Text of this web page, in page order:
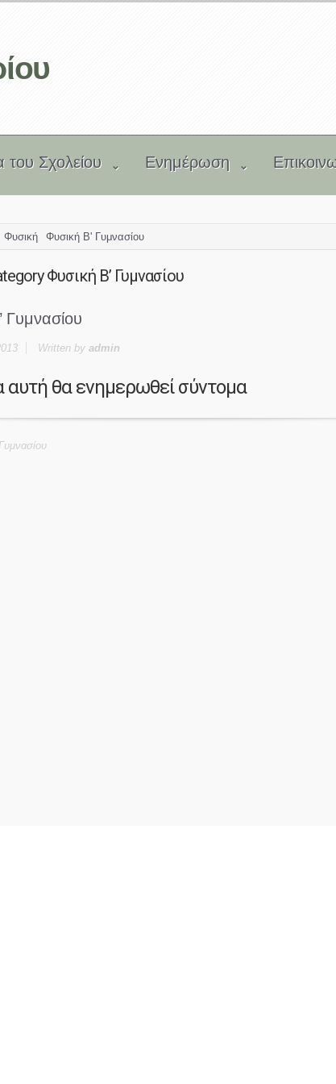
του Σχολείου Ενημέρωση
Φυσική Φυσική Β' Γυμνασίου
Φυσική Β’ Γυμνασίου
Γυμνασίου
Written by admin
αυτή θα ενημερωθεί σύντομα